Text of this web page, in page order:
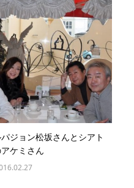
ジョン松坂さんとシアト
ケミさん